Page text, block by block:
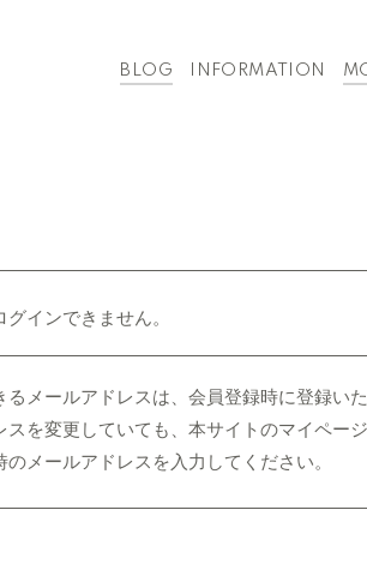
BLOG INFORMATION
インできません。
メールアドレスは、会員登録時に登録い
スを変更していても、本サイトのマイペー
メールアドレスを入力してください。